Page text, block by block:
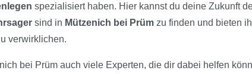
spezialisiert haben. Hier kannst du deine Zukunft
sind in Mützenich bei Prüm zu finden und bieten
verwirklichen.
bei Prüm auch viele Experten, die dir dabei helfen